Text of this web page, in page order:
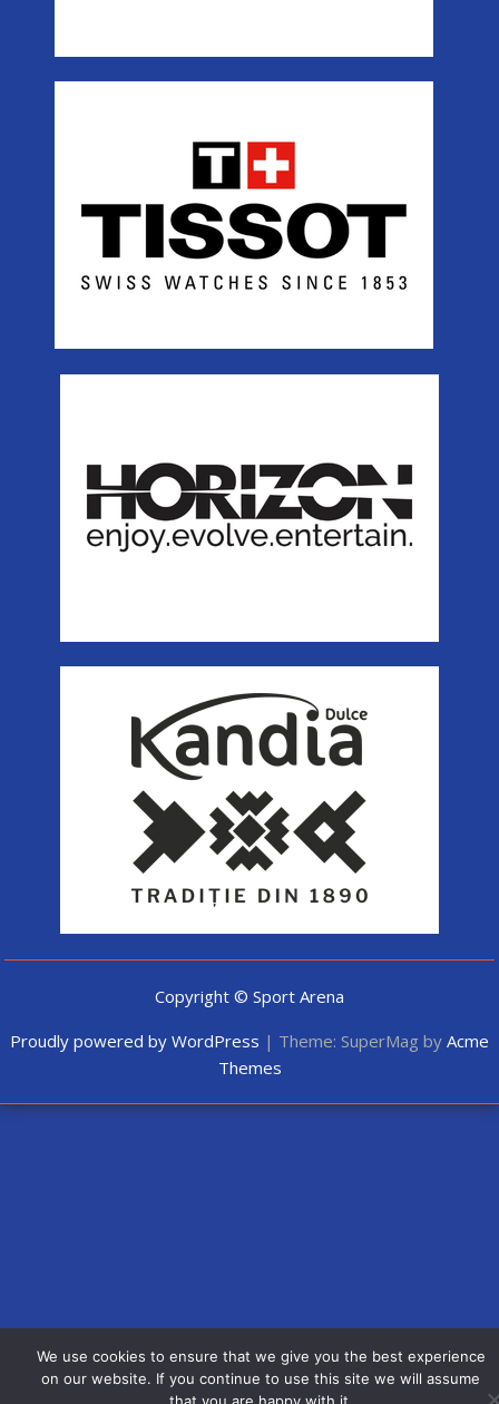
Copyright © Sport Arena
Proudly powered by WordPress | Theme: SuperMag by Acme
Themes
We use cookies to ensure that we give you the best experience
on our website. If you continue to use this site we will assume